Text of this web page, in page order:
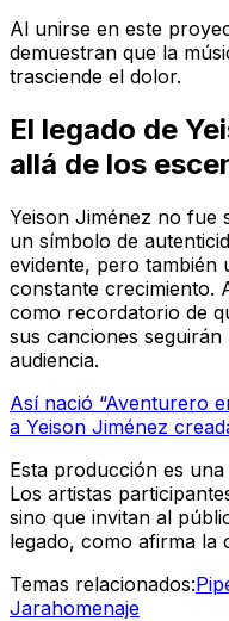
Al unirse en este
demuestran que la
trasciende el dolor.
El legado de
allá de los
Yeison Jiménez no fue
un símbolo de
evidente, pero
constante crecimiento.
como recordatorio de
sus canciones
audiencia.
Así nació “Aventurero
a Yeison Jiménez
Esta producción es
Los artistas
sino que invitan al
legado, como afirma la
Temas relacionados:
Jarahomenaje